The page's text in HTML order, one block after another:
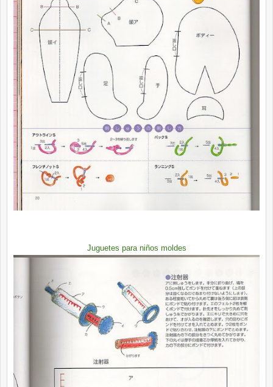
Juguetes para niños moldes